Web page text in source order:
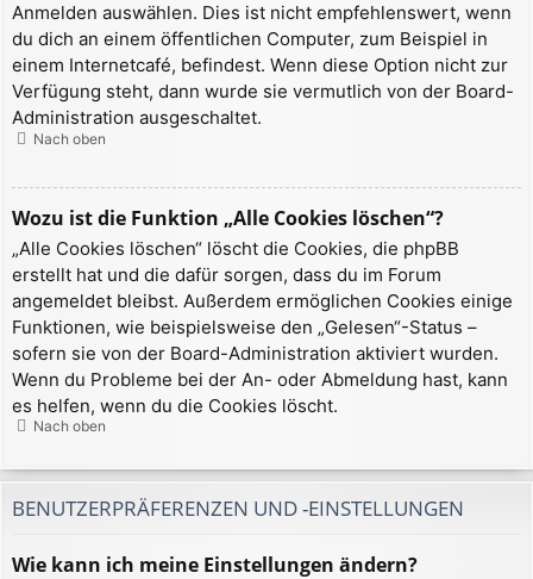
Anmelden auswählen. Dies ist nicht empfehlenswert, wenn
du dich an einem öffentlichen Computer, zum Beispiel in
einem Internetcafé, befindest. Wenn diese Option nicht zur
Verfügung steht, dann wurde sie vermutlich von der Board-
Administration ausgeschaltet.
Nach oben
Wozu ist die Funktion „Alle Cookies löschen“?
„Alle Cookies löschen“ löscht die Cookies, die phpBB
erstellt hat und die dafür sorgen, dass du im Forum
angemeldet bleibst. Außerdem ermöglichen Cookies einige
Funktionen, wie beispielsweise den „Gelesen“-Status –
sofern sie von der Board-Administration aktiviert wurden.
Wenn du Probleme bei der An- oder Abmeldung hast, kann
es helfen, wenn du die Cookies löscht.
Nach oben
BENUTZERPRÄFERENZEN UND -EINSTELLUNGEN
Wie kann ich meine Einstellungen ändern?